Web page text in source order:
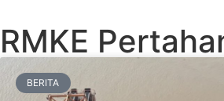
RMKE
BERITA